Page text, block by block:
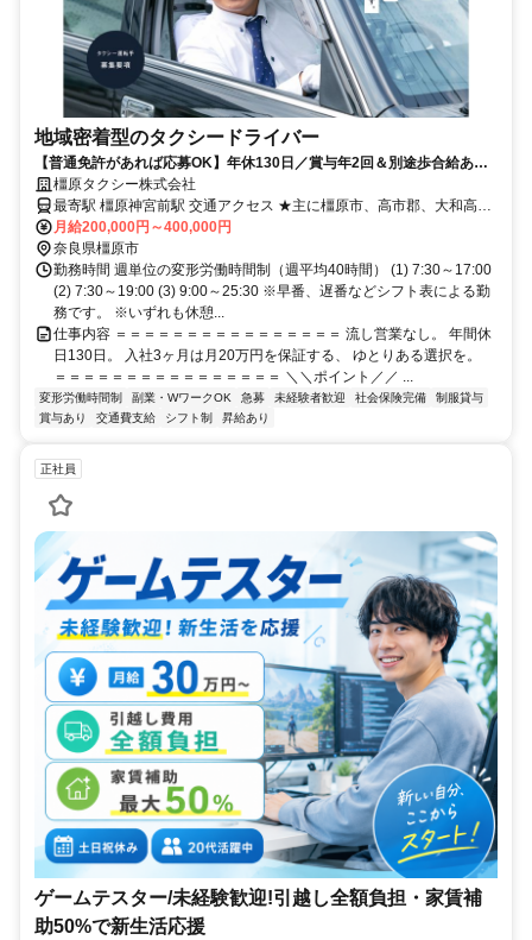
地域密着型のタクシードライバー
【普通免許があれば応募OK】年休130日／賞与年2回＆別途歩合給あり
／年齢不問／流し営業なし
橿原タクシー株式会社
最寄駅 橿原神宮前駅 交通アクセス ★主に橿原市、高市郡、大和高田
市を中心に地域密着で対応しています
月給200,000円～400,000円
奈良県橿原市
勤務時間 週単位の変形労働時間制（週平均40時間） (1) 7:30～17:00
(2) 7:30～19:00 (3) 9:00～25:30 ※早番、遅番などシフト表による勤
務です。 ※いずれも休憩...
仕事内容 ＝＝＝＝＝＝＝＝＝＝＝＝＝＝＝＝ 流し営業なし。 年間休
日130日。 入社3ヶ月は月20万円を保証する、 ゆとりある選択を。
＝＝＝＝＝＝＝＝＝＝＝＝＝＝＝＝ ＼＼ポイント／／ ...
変形労働時間制 副業・WワークOK 急募 未経験者歓迎 社会保険完備
制服貸与
賞与あり
交通費支給 シフト制 昇給あり
正社員
ゲームテスター/未経験歓迎!引越し全額負担・家賃補
助50%で新生活応援